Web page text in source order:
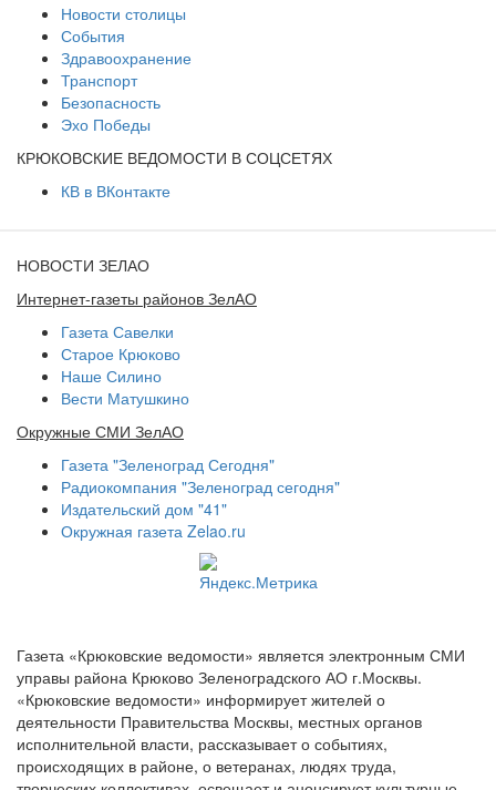
Новости столицы
События
Здравоохранение
Транспорт
Безопасность
Эхо Победы
КРЮКОВСКИЕ ВЕДОМОСТИ В СОЦСЕТЯХ
КВ в ВКонтакте
НОВОСТИ ЗЕЛАО
Интернет-газеты районов ЗелАО
Газета Савелки
Старое Крюково
Наше Силино
Вести Матушкино
Окружные СМИ ЗелАО
Газета "Зеленоград Сегодня"
Радиокомпания "Зеленоград сегодня"
Издательский дом "41"
Окружная газета Zelao.ru
Газета «Крюковские ведомости» является электронным СМИ
управы района Крюково Зеленоградского АО г.Москвы.
«Крюковские ведомости» информирует жителей о
деятельности Правительства Москвы, местных органов
исполнительной власти, рассказывает о событиях,
происходящих в районе, о ветеранах, людях труда,